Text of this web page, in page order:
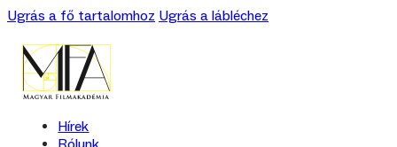
Ugrás a fő tartalomhoz Ugrás a lábléchez
Hírek